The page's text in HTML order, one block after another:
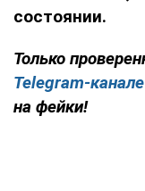
состоянии.
Только
Telegram-канале
на фейки!